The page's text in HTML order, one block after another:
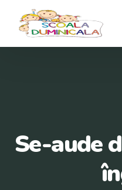
Se-aude